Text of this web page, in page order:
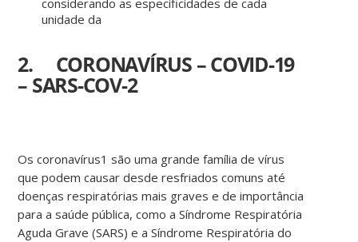
unidade da
2. CORONAVÍRUS – COVID-19
– SARS-COV-2
Os coronavírus1 são uma grande família de vírus
que podem causar desde resfriados comuns até
doenças respiratórias mais graves e de importância
para a saúde pública, como a Síndrome Respiratória
Aguda Grave (SARS) e a Síndrome Respiratória do